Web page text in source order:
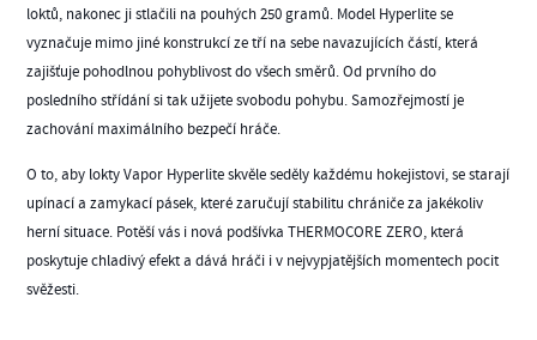
loktů, nakonec ji stlačili na pouhých 250 gramů. Model Hyperlite se
vyznačuje mimo jiné konstrukcí ze tří na sebe navazujících částí, která
zajišťuje pohodlnou pohyblivost do všech směrů. Od prvního do
posledního střídání si tak užijete svobodu pohybu. Samozřejmostí je
zachování maximálního bezpečí hráče.
O to, aby lokty Vapor Hyperlite skvěle seděly každému hokejistovi, se starají
upínací a zamykací pásek, které zaručují stabilitu chrániče za jakékoliv
herní situace. Potěší vás i nová podšívka THERMOCORE ZERO, která
poskytuje chladivý efekt a dává hráči i v nejvypjatějších momentech pocit
svěžesti.